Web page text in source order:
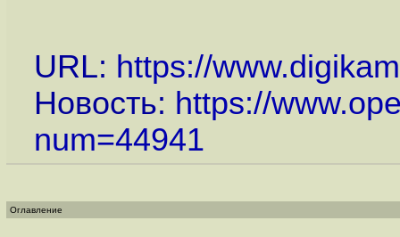
URL: https://
Новость: https://
num=44941
Оглавление